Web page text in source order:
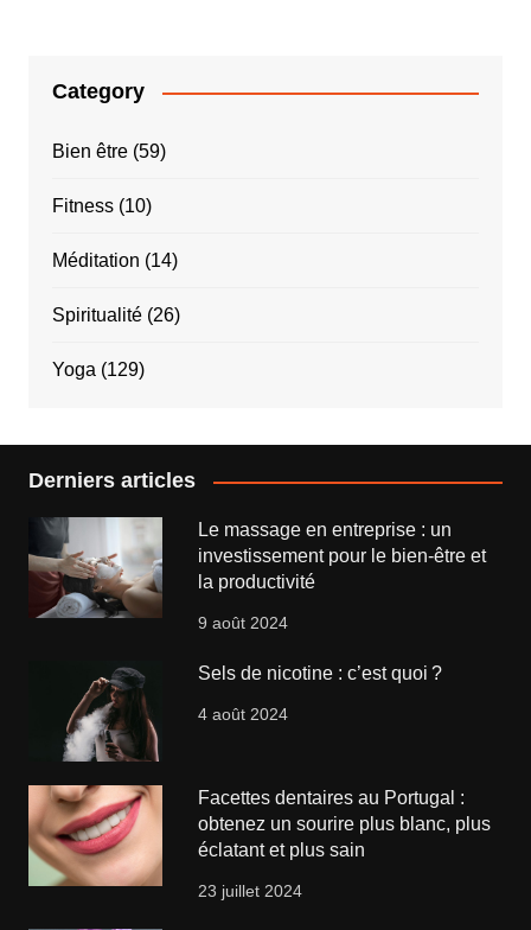
Category
Bien être(59)
Fitness(10)
Méditation (14)
Spiritualité(26)
Yoga (129)
Derniers articles
Le massage en entreprise : un
investissement pour le bien-être et
la productivité
9 août 2024
Sels de nicotine : c’est quoi ?
4 août 2024
Facettes dentaires au Portugal :
obtenez un sourire plus blanc, plus
éclatant et plus sain
23 juillet 2024